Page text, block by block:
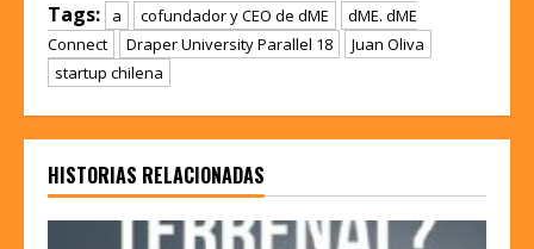
Tags: a cofundador y CEO de dME
dME. dME
Connect
Draper University Parallel 18
Juan Oliva
startup chilena
HISTORIAS RELACIONADAS